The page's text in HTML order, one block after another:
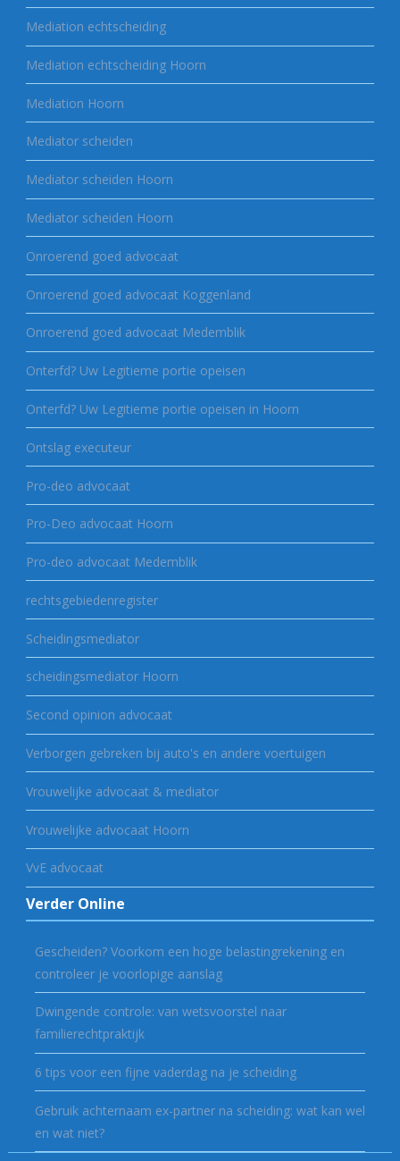
Mediation echtscheiding
Mediation echtscheiding Hoorn
Mediation Hoorn
Mediator scheiden
Mediator scheiden Hoorn
Mediator scheiden Hoorn
Onroerend goed advocaat
Onroerend goed advocaat Koggenland
Onroerend goed advocaat Medemblik
Onterfd? Uw Legitieme portie opeisen
Onterfd? Uw Legitieme portie opeisen in Hoorn
Ontslag executeur
Pro-deo advocaat
Pro-Deo advocaat Hoorn
Pro-deo advocaat Medemblik
rechtsgebiedenregister
Scheidingsmediator
scheidingsmediator Hoorn
Second opinion advocaat
Verborgen gebreken bij auto's en andere voertuigen
Vrouwelijke advocaat & mediator
Vrouwelijke advocaat Hoorn
VvE advocaat
Verder Online
Gescheiden? Voorkom een hoge belastingrekening en
controleer je voorlopige aanslag
Dwingende controle: van wetsvoorstel naar
familierechtpraktijk
6 tips voor een fijne vaderdag na je scheiding
Gebruik achternaam ex-partner na scheiding: wat kan wel
en wat niet?